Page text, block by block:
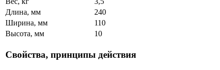
Длина, мм
240
Ширина, мм
110
Высота, мм
10
Свойства, принципы действия